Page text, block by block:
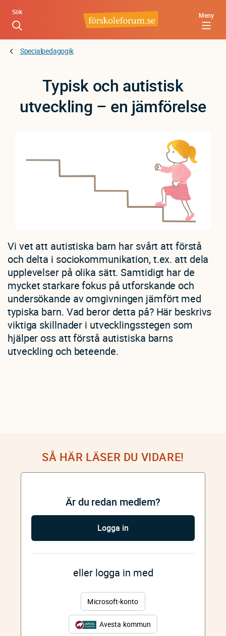
Hoppa
huvudinnehåll
Meny
Sök
Specialpedagogik
Typisk och autistisk
utveckling – en jämförelse
Vi vet att autistiska barn har svårt att förstå
och delta i sociokommunikation, t.ex. att dela
upplevelser på olika sätt. Samtidigt har de
mycket starkare fokus på utforskande och
undersökande av omgivningen jämfört med
typiska barn. Vad beror detta på? Här beskrivs
viktiga skillnader i utvecklingsstegen som
hjälper oss att förstå autistiska barns
utveckling och beteende.
SÅ HÄR LÄSER DU VIDARE!
Är du redan medlem?
Logga in
eller logga in med
Microsoft-konto
Avesta kommun